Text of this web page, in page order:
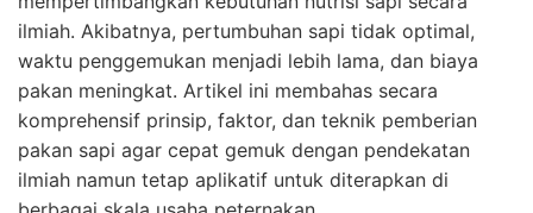
ilmiah. Akibatnya, pertumbuhan sapi tidak optimal,
waktu penggemukan menjadi lebih lama, dan biaya
pakan meningkat. Artikel ini membahas secara
komprehensif prinsip, faktor, dan teknik pemberian
pakan sapi agar cepat gemuk dengan pendekatan
ilmiah namun tetap aplikatif untuk diterapkan di